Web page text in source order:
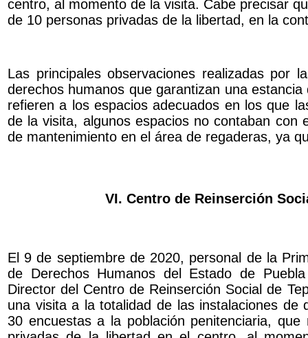
centro, al momento de la visita. Cabe precisar
de 10 personas privadas de la libertad, en la
Las principales observaciones realizadas por
derechos humanos que garantizan una
refieren a los espacios adecuados en los que
de la visita, algunos espacios no contaban con
de mantenimiento en el área de regaderas, ya
VI. Centro de Reinserción
El 9 de septiembre de 2020, personal de la
de Derechos Humanos del Estado de
Director del Centro de Reinserción Social de
una visita a la totalidad de las instalaciones
30 encuestas a la población penitenciaria,